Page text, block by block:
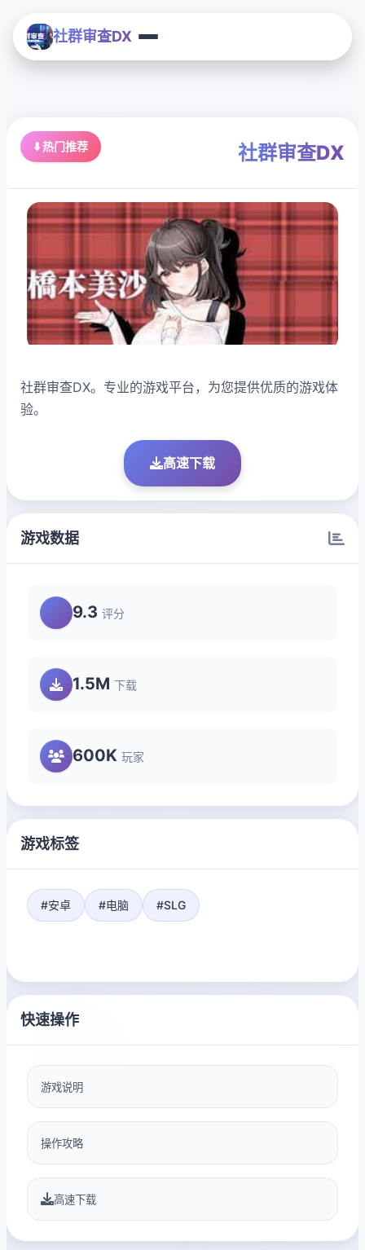
社群审查DX
⬇️ 热门推荐 社群审查DX
社群审查DX。专业的游戏平台，为您提供优质的游戏体
验。
高速下载
游戏数据
9.3 评分
1.5M 下载
600K 玩家
游戏标签
#安卓 #电脑 #SLG
快速操作
游戏说明
操作攻略
高速下载